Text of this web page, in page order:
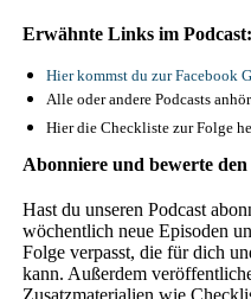
Erwähnte Links im Podcast:
Hier kommst du zur Facebook
Alle oder andere Podcasts
Hier die Checkliste zur Folge
Abonniere und bewerte
Hast du unseren Podcast
wöchentlich neue Episoden
Folge verpasst, die für dich
kann. Außerdem
Zusatzmaterialien wie